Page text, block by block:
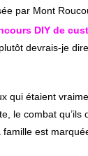
par Mont
DIY de
devrais-je
étaient
le combat
est